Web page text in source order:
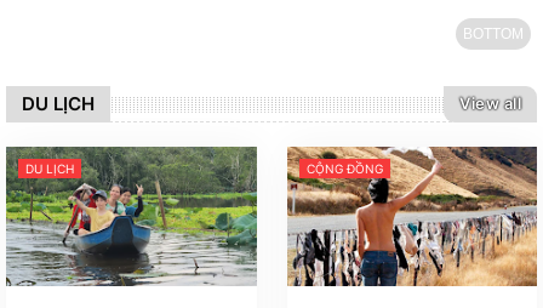
BOTTOM
DU LỊCH View all
DU LỊCH CỘNG ĐỒNG